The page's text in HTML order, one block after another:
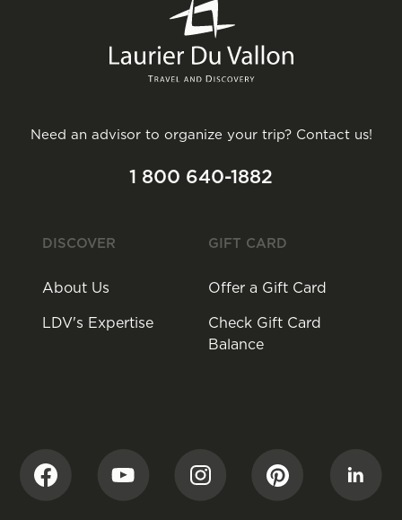
Need an advisor to organize your trip? Contact us!
1 800 640-1882
DISCOVER
About Us
LDV's Expertise
GIFT CARD
Offer a Gift Card
Check Gift Card
Balance